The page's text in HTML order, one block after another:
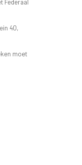
Federaal
40,
moet